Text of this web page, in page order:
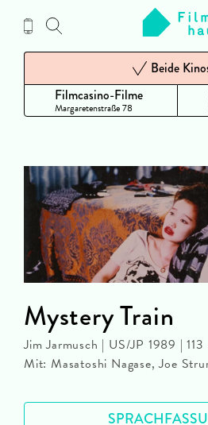
Inhalt
Filmcasino-Filme
Margaretenstraße 78
Beide
Mystery Train
Jim Jarmusch | US/JP 1989 |
Mit: Masatoshi Nagase, Joe